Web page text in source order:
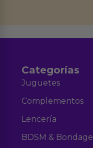
Categorías
Juguetes
Complementos
Lencería
BDSM & Bondage